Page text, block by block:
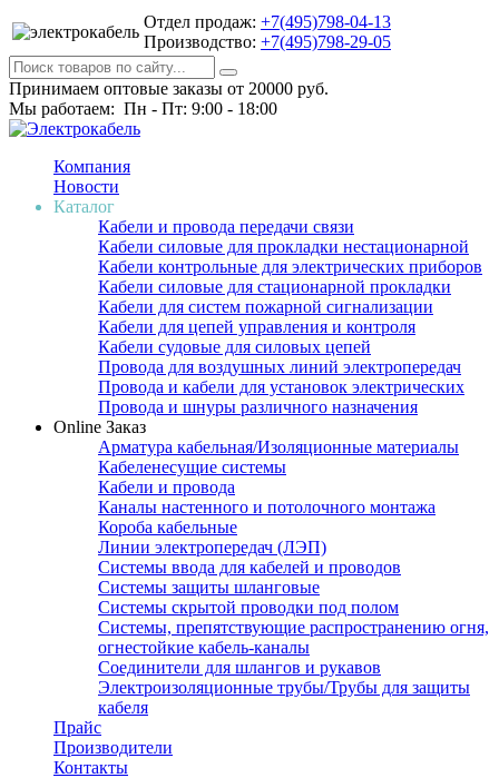
Отдел продаж: +7(495)798-04-13
Производство: +7(495)798-29-05
Принимаем оптовые заказы от 20000 руб.
Мы работаем: Пн - Пт: 9:00 - 18:00
Компания
Новости
Каталог
Кабели и провода передачи связи
Кабели силовые для прокладки нестационарной
Кабели контрольные для электрических приборов
Кабели силовые для стационарной прокладки
Кабели для систем пожарной сигнализации
Кабели для цепей управления и контроля
Кабели судовые для силовых цепей
Провода для воздушных линий электропередач
Провода и кабели для установок электрических
Провода и шнуры различного назначения
Online Заказ
Арматура кабельная/Изоляционные материалы
Кабеленесущие системы
Кабели и провода
Каналы настенного и потолочного монтажа
Короба кабельные
Линии электропередач (ЛЭП)
Системы ввода для кабелей и проводов
Системы защиты шланговые
Системы скрытой проводки под полом
Системы, препятствующие распространению огня,
огнестойкие кабель-каналы
Соединители для шлангов и рукавов
Электроизоляционные трубы/Трубы для защиты
кабеля
Прайс
Производители
Контакты